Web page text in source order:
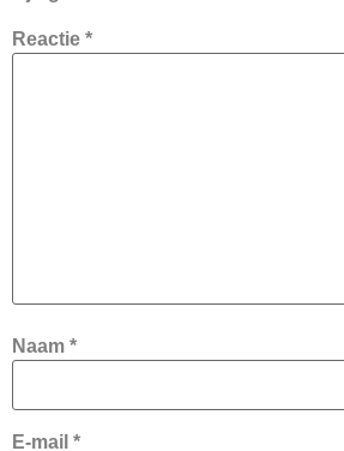
Reactie *
Naam *
E-mail *